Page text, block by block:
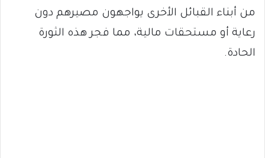
من أبناء القبائل الأخرى يواجهون مصيرهم دون
رعاية أو مستحقات مالية، مما فجر هذه الثورة
الحادة.